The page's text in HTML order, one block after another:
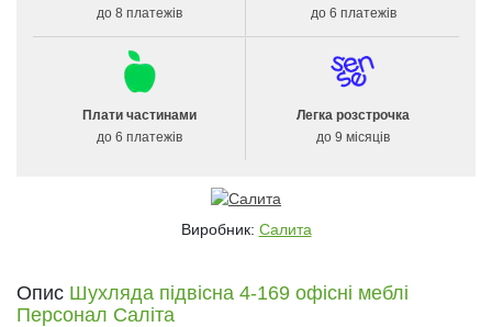
до 8 платежів
до 6 платежів
Плати частинами
до 6 платежів
Легка розстрочка
до 9 місяців
Виробник: Салита
Опис Шухляда підвісна 4-169 офісні меблі
Персонал Саліта